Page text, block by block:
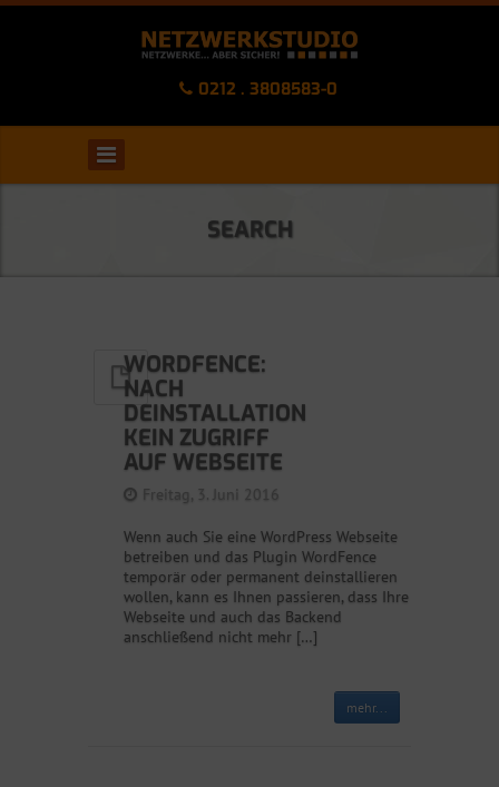
0212 . 3808583-0
SEARCH
WORDFENCE:
NACH
DEINSTALLATION
KEIN ZUGRIFF
AUF WEBSEITE
Freitag, 3. Juni 2016
Wenn auch Sie eine WordPress Webseite
betreiben und das Plugin WordFence
temporär oder permanent deinstallieren
wollen, kann es Ihnen passieren, dass Ihre
Webseite und auch das Backend
anschließend nicht mehr […]
mehr...